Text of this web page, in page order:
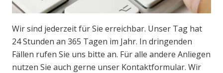
Wir sind jederzeit für Sie erreichbar. Unser Tag hat
24 Stunden an 365 Tagen im Jahr. In dringenden
Fällen rufen Sie uns bitte an. Für alle andere Anliegen
nutzen Sie auch gerne unser Kontaktformular. Wir